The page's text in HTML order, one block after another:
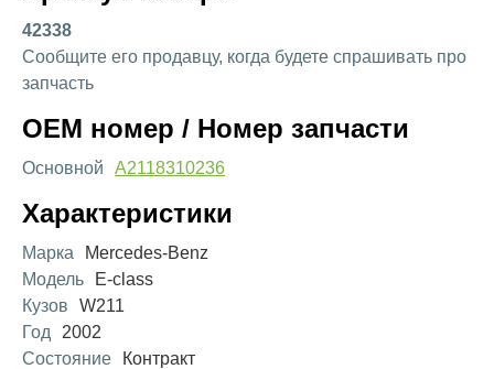
42338
Сообщите его продавцу, когда будете спрашивать про
запчасть
OEM номер / Номер запчасти
Основной A2118310236
Характеристики
Марка
Mercedes-Benz
Модель
E-class
Кузов
W211
Год
2002
Состояние
Контракт